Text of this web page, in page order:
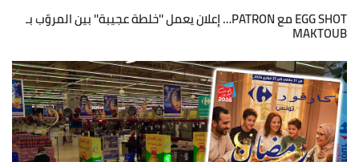
EGG SHOT مع PATRON… إعلان يعمل ''خلطة عجيبة'' بين المروّب بـ
MAKTOUB